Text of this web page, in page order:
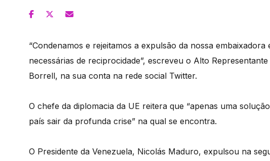
“Condenamos e rejeitamos a expulsão da nossa embaixadora
necessárias de reciprocidade”, escreveu o Alto
Borrell, na sua conta na rede social Twitter.
O chefe da diplomacia da UE reitera que “apenas uma
país sair da profunda crise” na qual se encontra.
O Presidente da Venezuela, Nicolás Maduro, expulsou na